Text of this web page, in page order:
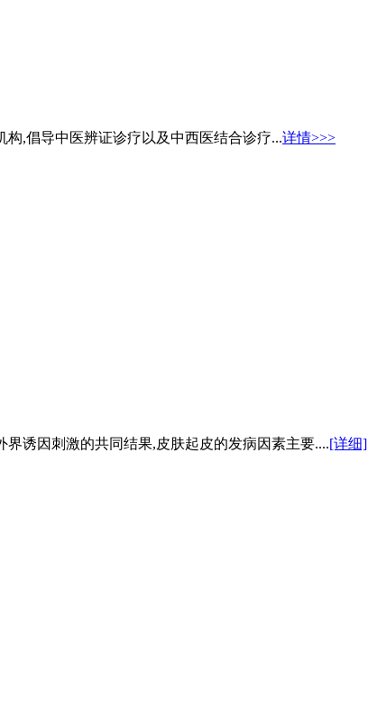
,倡导中医辨证诊疗以及中西医结合诊疗...详情>>>
诱因刺激的共同结果,皮肤起皮的发病因素主要....[详细]